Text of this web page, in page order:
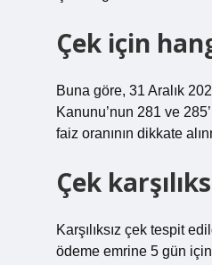
Çek için
Buna göre, 31 Aralık
Kanunu’nun 281 ve
faiz oranının dikkate
Çek
Karşılıksız çek tespit
ödeme emrine 5 gün